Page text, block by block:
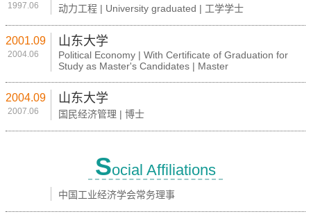
1997.06 动力工程 | University graduated | 工学学士
2001.09
2004.06
山东大学
Political Economy | With Certificate of Graduation for
Study as Master's Candidates | Master
2004.09
2007.06
山东大学
国民经济管理 | 博士
Social Affiliations
中国工业经济学会常务理事